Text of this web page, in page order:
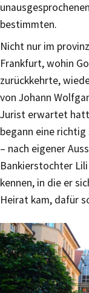
bestimmten.
Nicht nur im
Frankfurt, wohin
zurückkehrte,
von Johann
Jurist erwartet
begann eine
– nach eigener
Bankierstochter
kennen, in die er
Heirat kam, dafür